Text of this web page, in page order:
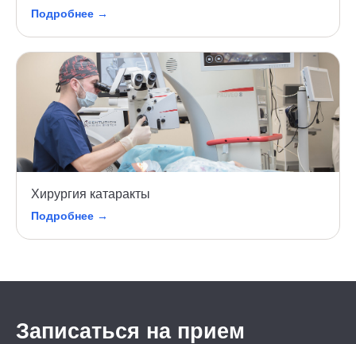
Подробнее →
Хирургия катаракты
Подробнее →
Записаться на прием